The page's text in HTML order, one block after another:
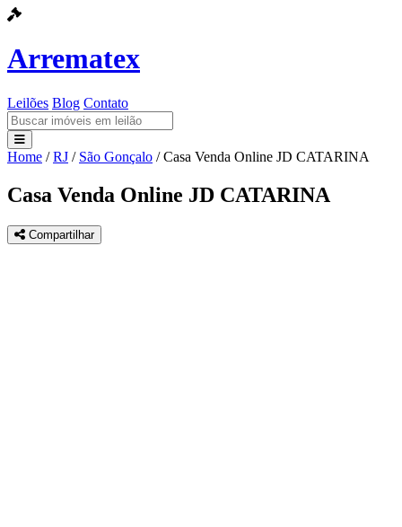
Arrematex
Leilões Blog Contato
Leilões
Blog
Contato
Home / RJ / São Gonçalo / Casa Venda Online JD CATARINA
Casa Venda Online JD CATARINA
Compartilhar